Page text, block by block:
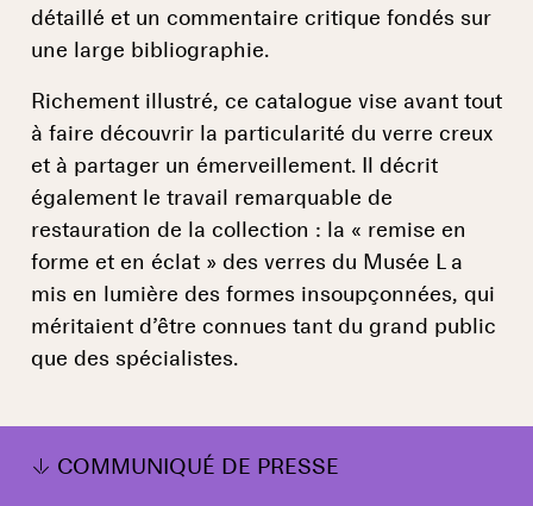
détaillé et un commentaire critique fondés sur
une large bibliographie.
Richement illustré, ce catalogue vise avant tout
à faire découvrir la particularité du verre creux
et à partager un émerveillement. Il décrit
également le travail remarquable de
restauration de la collection : la « remise en
forme et en éclat » des verres du Musée L a
mis en lumière des formes insoupçonnées, qui
méritaient d’être connues tant du grand public
que des spécialistes.
COMMUNIQUÉ DE PRESSE